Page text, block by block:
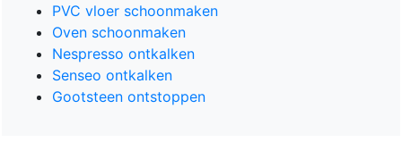
PVC vloer schoonmaken
Oven schoonmaken
Nespresso ontkalken
Senseo ontkalken
Gootsteen ontstoppen